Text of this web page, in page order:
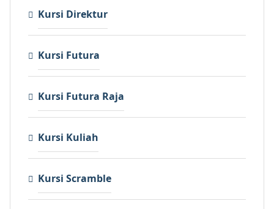
Kursi Direktur
Kursi Futura
Kursi Futura Raja
Kursi Kuliah
Kursi Scramble